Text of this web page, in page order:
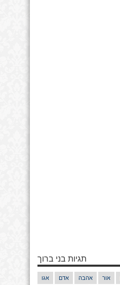
תגיות בני ברוך
אגו אדם אהבה אור